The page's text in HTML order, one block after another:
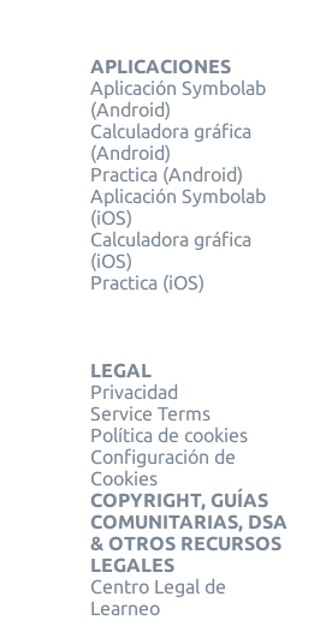
APLICACIONES
Aplicación Symbolab
(Android)
Calculadora gráfica
(Android)
Practica (Android)
Aplicación Symbolab
(iOS)
Calculadora gráfica
(iOS)
Practica (iOS)
LEGAL
Privacidad
Service Terms
Política de cookies
Configuración de
Cookies
COPYRIGHT, GUÍAS
COMUNITARIAS, DSA
& OTROS RECURSOS
LEGALES
Centro Legal de
Learneo